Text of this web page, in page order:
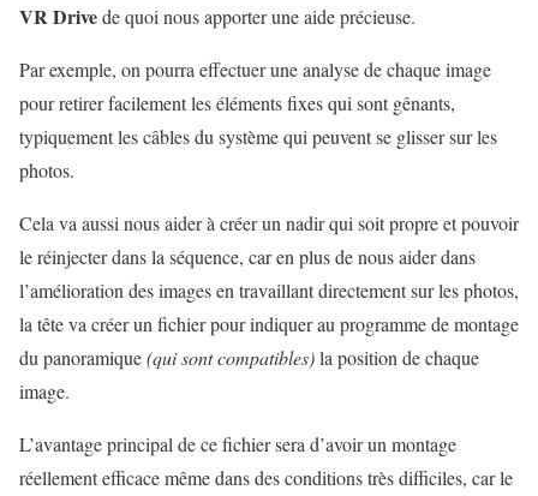
VR Drivede quoi nous apporter une aide précieuse.
Par exemple, on pourra effectuer une analyse de chaque image
pour retirer facilement les éléments fixes qui sont gênants,
typiquement les câbles du système qui peuvent se glisser sur les
photos.
Cela va aussi nous aider à créer un nadir qui soit propre et pouvoir
le réinjecter dans la séquence, car en plus de nous aider dans
l’amélioration des images en travaillant directement sur les photos,
la tête va créer un fichier pour indiquer au programme de montage
du panoramique(qui sont compatibles)la position de chaque
image.
L’avantage principal de ce fichier sera d’avoir un montage
réellement efficace même dans des conditions très difficiles, car le